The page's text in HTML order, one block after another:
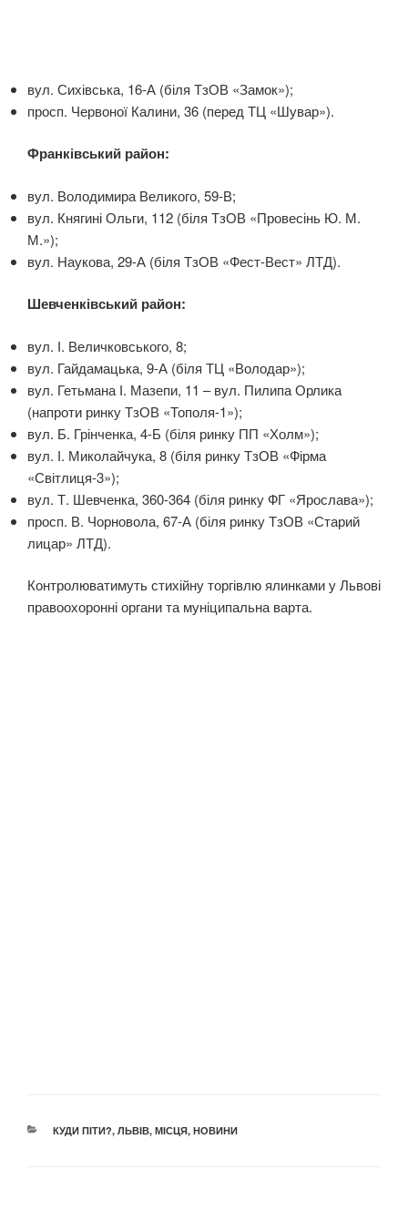
вул. Сихівська, 16-А (біля ТзОВ «Замок»);
просп. Червоної Калини, 36 (перед ТЦ «Шувар»).
Франківський район:
вул. Володимира Великого, 59-В;
вул. Княгині Ольги, 112 (біля ТзОВ «Провесінь Ю. М.
М.»);
вул. Наукова, 29-А (біля ТзОВ «Фест-Вест» ЛТД).
Шевченківський район:
вул. І. Величковського, 8;
вул. Гайдамацька, 9-А (біля ТЦ «Володар»);
вул. Гетьмана І. Мазепи, 11 – вул. Пилипа Орлика
(напроти ринку ТзОВ «Тополя-1»);
вул. Б. Грінченка, 4-Б (біля ринку ПП «Холм»);
вул. І. Миколайчука, 8 (біля ринку ТзОВ «Фірма
«Світлиця-3»);
вул. Т. Шевченка, 360-364 (біля ринку ФГ «Ярослава»);
просп. В. Чорновола, 67-А (біля ринку ТзОВ «Старий
лицар» ЛТД).
Контролюватимуть стихійну торгівлю ялинками у Львові
правоохоронні органи та муніципальна варта.
КАТЕГОРІЇ
КУДИ ПІТИ?, ЛЬВІВ, МІСЦЯ, НОВИНИ